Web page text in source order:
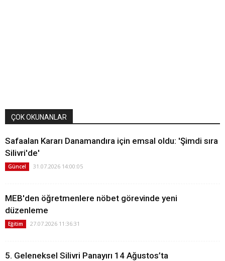
ÇOK OKUNANLAR
Safaalan Kararı Danamandıra için emsal oldu: 'Şimdi sıra
Silivri'de'
Güncel 31.07.2026 14:00:05
MEB'den öğretmenlere nöbet görevinde yeni
düzenleme
Eğitim 27.07.2026 11:36:31
5. Geleneksel Silivri Panayırı 14 Ağustos’ta